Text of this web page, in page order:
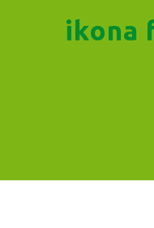
ikona